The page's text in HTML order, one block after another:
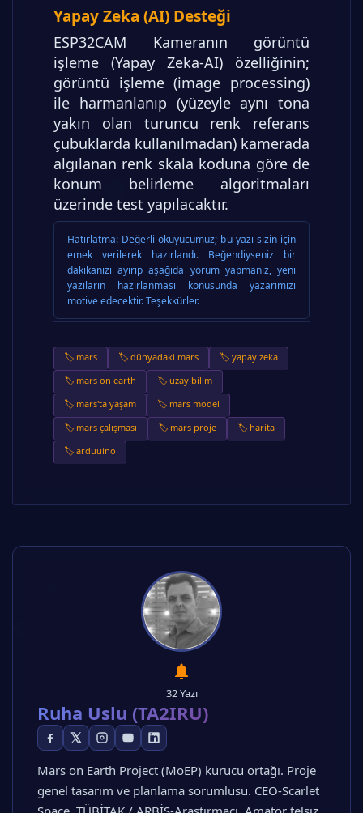
Yapay Zeka (AI) Desteği
ESP32CAM Kameranın görüntü
işleme (Yapay Zeka-AI) özelliğinin;
görüntü işleme (image processing)
ile harmanlanıp (yüzeyle aynı tona
yakın olan turuncu renk referans
çubuklarda kullanılmadan) kamerada
algılanan renk skala koduna göre de
konum belirleme algoritmaları
üzerinde test yapılacaktır.
Hatırlatma: Değerli okuyucumuz; bu yazı sizin için
emek verilerek hazırlandı. Beğendiyseniz bir
dakikanızı ayırıp aşağıda yorum yapmanız, yeni
yazıların hazırlanması konusunda yazarımızı
motive edecektir. Teşekkürler.
🏷️ mars 🏷️ dünyadaki mars
🏷️ yapay zeka
🏷️ mars on earth
🏷️ uzay bilim
🏷️ mars'ta yaşam
🏷️ mars model
🏷️ mars çalışması
🏷️ mars proje
🏷️ harita
🏷️ arduuino
32 Yazı
Ruha Uslu (TA2IRU)
Mars on Earth Project (MoEP) kurucu ortağı. Proje
genel tasarım ve planlama sorumlusu. CEO-Scarlet